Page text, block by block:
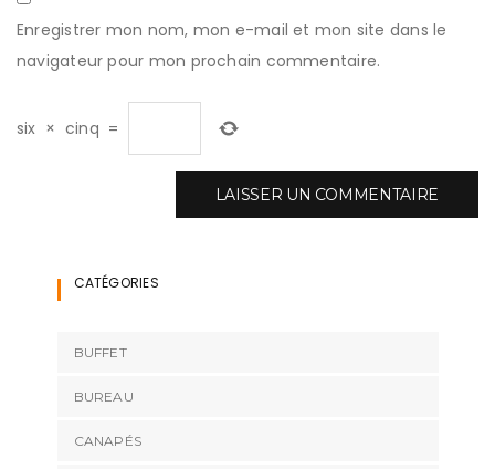
Enregistrer mon nom, mon e-mail et mon site dans le
navigateur pour mon prochain commentaire.
six × cinq =
CATÉGORIES
BUFFET
BUREAU
CANAPÉS